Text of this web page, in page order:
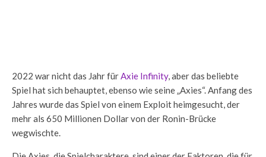
2022 war nicht das Jahr fürAxie Infinity, aber das beliebte
Spiel hat sich behauptet, ebenso wie seine „Axies“. Anfang des
Jahres wurde das Spiel von einem Exploit heimgesucht, der
mehr als 650 Millionen Dollar von der Ronin-Brücke
wegwischte.